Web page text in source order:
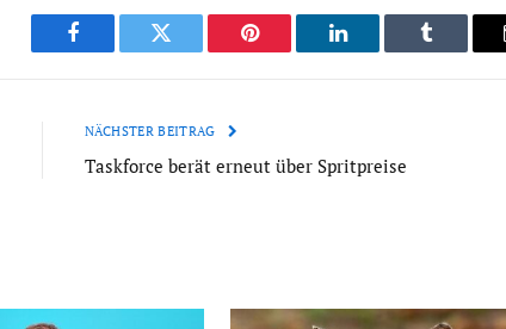
Facebook Twitter Pinterest LinkedIn Tumblr
NÄCHSTER BEITRAG
Taskforce berät erneut über Spritpreise